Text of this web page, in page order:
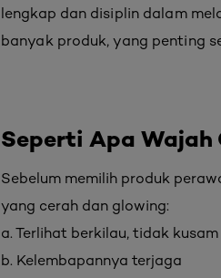
lengkap dan disiplin dalam
banyak produk, yang penting
Seperti Apa Wajah
Sebelum memilih produk
yang cerah dan glowing:
a. Terlihat berkilau, tidak kusam
b. Kelembapannya terjaga